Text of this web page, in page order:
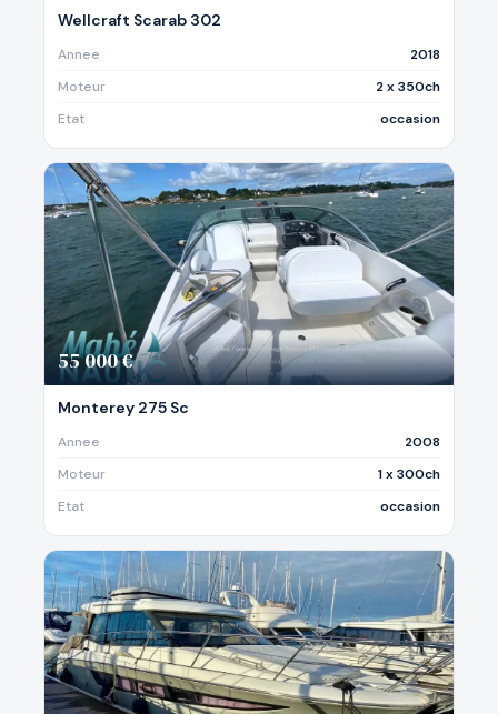
Wellcraft Scarab 302
Annee
2018
Moteur
2 x 350ch
Etat
occasion
55 000 €
Monterey 275 Sc
Annee
2008
Moteur
1 x 300ch
Etat
occasion